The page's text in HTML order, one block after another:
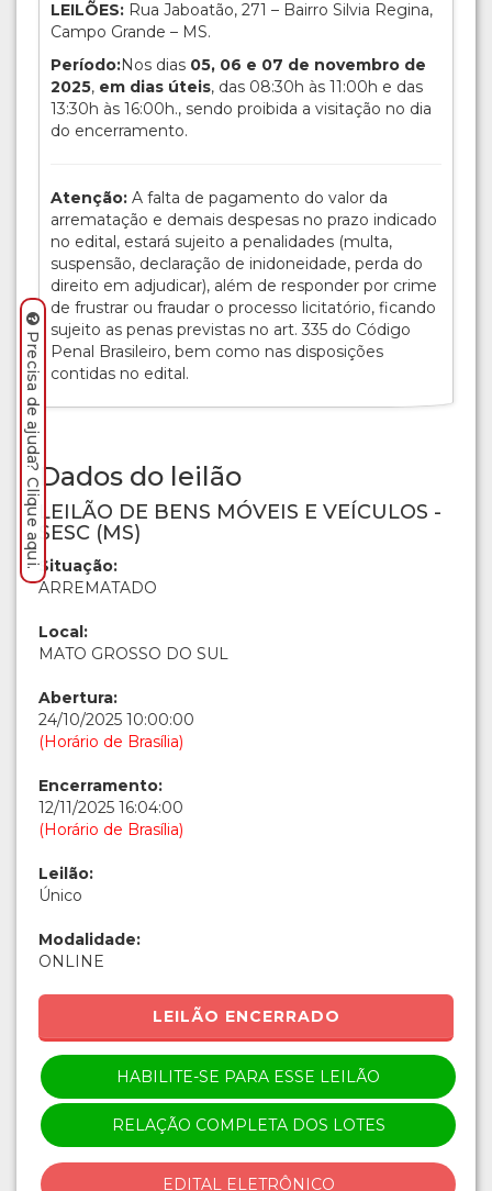
LEILÕES: Rua Jaboatão, 271 – Bairro Silvia Regina,
Campo Grande – MS.
Período:Nos dias 05, 06 e 07 de novembro de
2025, em dias úteis, das 08:30h às 11:00h e das
13:30h às 16:00h., sendo proibida a visitação no dia
do encerramento.
Atenção: A falta de pagamento do valor da
arrematação e demais despesas no prazo indicado
no edital, estará sujeito a penalidades (multa,
suspensão, declaração de inidoneidade, perda do
direito em adjudicar), além de responder por crime
de frustrar ou fraudar o processo licitatório, ficando
sujeito as penas previstas no art. 335 do Código
Penal Brasileiro, bem como nas disposições
contidas no edital.
Dados do leilão
LEILÃO DE BENS MÓVEIS E VEÍCULOS -
SESC (MS)
Situação:
ARREMATADO
Local:
MATO GROSSO DO SUL
Abertura:
24/10/2025 10:00:00
(Horário de Brasília)
Encerramento:
12/11/2025 16:04:00
(Horário de Brasília)
Leilão:
Único
Modalidade:
ONLINE
LEILÃO ENCERRADO
HABILITE-SE PARA ESSE LEILÃO
RELAÇÃO COMPLETA DOS LOTES
EDITAL ELETRÔNICO
Precisa de ajuda? Clique aqui.